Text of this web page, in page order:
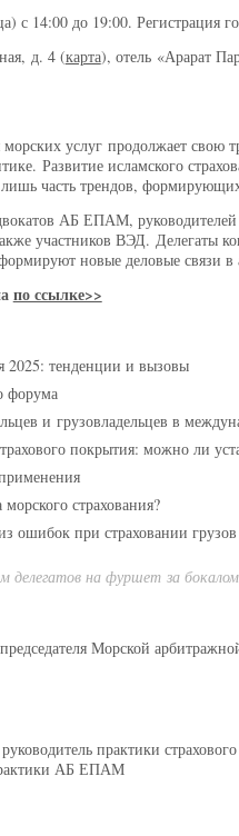
с 14:00 до 19:00. Регистрация
д. 4 (карта), отель «Арарат
услуг продолжает свою
Развитие исламского
часть трендов,
АБ ЕПАМ,
участников ВЭД. Делегаты
новые деловые связи в
по ссылке>>
2025: тенденции и вызовы
форума
и грузовладельцев в
покрытия: можно ли
страхования?
ошибок при страховании грузов
делегатов на фуршет за
Морской
практики
АБ ЕПАМ